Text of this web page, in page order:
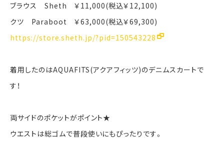
ブラウス Sheth ￥11,000(税込￥12,100)
クツ Paraboot ￥63,000(税込￥69,300)
https://store.sheth.jp/?pid=150543228
着用したのはAQUAFITS(アクアフィッツ)のデニムスカートで
す！
両サイドのポケットがポイント★
ウエストは総ゴムで普段使いにもぴったりです。